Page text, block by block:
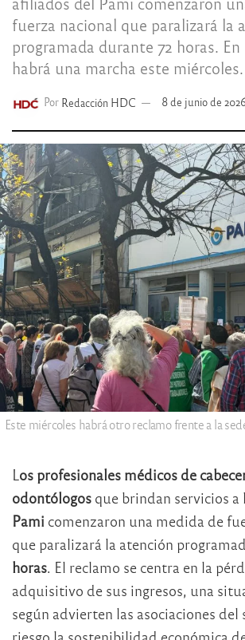
fuerza nacional que paralizará la
programada durante 72 horas. En
habrá una marcha este miércoles.
Por Redacción HDC 8 de junio de 2026
Este miércoles habrá otro reclamo frente a la
L os profesionales médicos de
odontólogos que brindan servicios a
Pami comenzaron una medida de
que paralizará la atención
horas. El reclamo se centra en la
adquisitivo de sus ingresos, una
según advierten las asociaciones del